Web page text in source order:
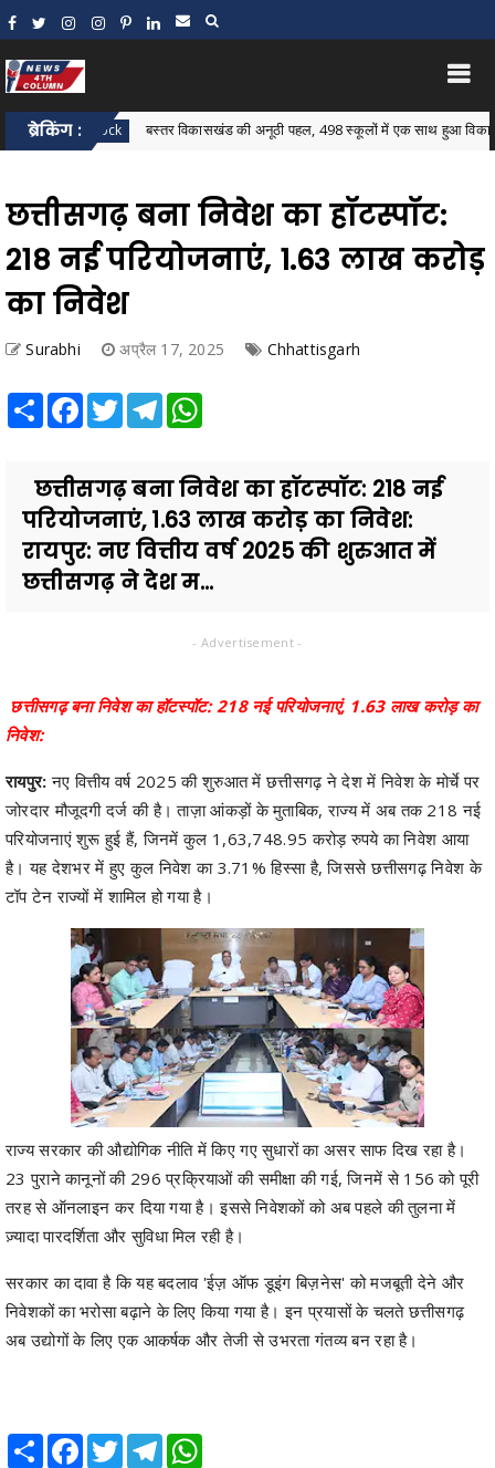
ब्रेकिंग :
Block बस्तर विकासखंड की अनूठी पहल, 498 स्कूलों में एक साथ हुआ विकासखंड
छत्तीसगढ़ बना निवेश का हॉटस्पॉट:
218 नई परियोजनाएं, 1.63 लाख करोड़
का निवेश
Surabhi अप्रैल 17, 2025 Chhattisgarh
Share Facebook
TwitterTelegram
छत्तीसगढ़ बना निवेश का हॉटस्पॉट: 218 नई
परियोजनाएं, 1.63 लाख करोड़ का निवेश:
रायपुर: नए वित्तीय वर्ष 2025 की शुरुआत में
छत्तीसगढ़ ने देश म...
- Advertisement -
छत्तीसगढ़ बना निवेश का हॉटस्पॉट: 218 नई परियोजनाएं, 1.63 लाख करोड़ का
निवेश:
रायपुर:नए वित्तीय वर्ष 2025 की शुरुआत में छत्तीसगढ़ ने देश में निवेश के मोर्चे पर
जोरदार मौजूदगी दर्ज की है। ताज़ा आंकड़ों के मुताबिक, राज्य में अब तक 218 नई
परियोजनाएं शुरू हुई हैं, जिनमें कुल 1,63,748.95 करोड़ रुपये का निवेश आया
है। यह देशभर में हुए कुल निवेश का 3.71% हिस्सा है, जिससे छत्तीसगढ़ निवेश के
टॉप टेन राज्यों में शामिल हो गया है।
राज्य सरकार की औद्योगिक नीति में किए गए सुधारों का असर साफ दिख रहा है।
23 पुराने कानूनों की 296 प्रक्रियाओं की समीक्षा की गई, जिनमें से 156 को पूरी
तरह से ऑनलाइन कर दिया गया है। इससे निवेशकों को अब पहले की तुलना में
ज़्यादा पारदर्शिता और सुविधा मिल रही है।
सरकार का दावा है कि यह बदलाव 'ईज़ ऑफ डूइंग बिज़नेस' को मजबूती देने और
निवेशकों का भरोसा बढ़ाने के लिए किया गया है। इन प्रयासों के चलते छत्तीसगढ़
अब उद्योगों के लिए एक आकर्षक और तेजी से उभरता गंतव्य बन रहा है।
Share Facebook
TwitterTelegram